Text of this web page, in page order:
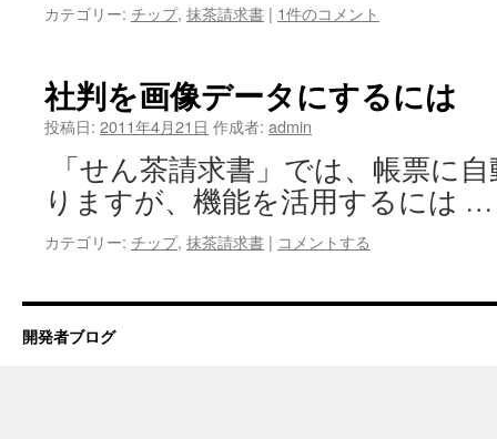
カテゴリー: チップ, 抹茶請求書 | 1件のコメント
社判を画像データにするには
投稿日: 2011年4月21日 作成者: admin
「せん茶請求書」では、帳票に
りますが、機能を活用するには
カテゴリー: チップ, 抹茶請求書 | コメントする
開発者ブログ